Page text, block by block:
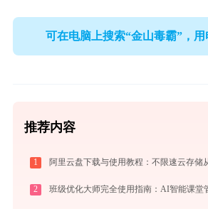
可在电脑上搜索“金山毒霸”，
推荐内容
1 阿里云盘下载与使用教程：不限速云存储
2